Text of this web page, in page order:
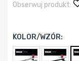
Obserwuj produkt:
KOLOR/WZÓR: